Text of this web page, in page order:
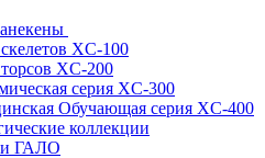
XC-100
XC-200
серия XC-300
Обучающая серия XC-400
коллекции
ГАЛО